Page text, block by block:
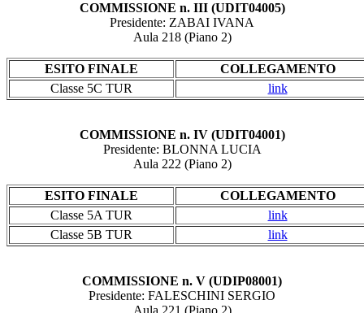
COMMISSIONE n. III (UDIT04005)
Presidente: ZABAI IVANA
Aula 218 (Piano 2)
ESITO FINALE
COLLEGAMENTO
Classe 5C TUR
link
COMMISSIONE n. IV (UDIT04001)
Presidente: BLONNA LUCIA
Aula 222 (Piano 2)
ESITO FINALE
COLLEGAMENTO
Classe 5A TUR
link
Classe 5B TUR
link
COMMISSIONE n. V (UDIP08001)
Presidente: FALESCHINI SERGIO